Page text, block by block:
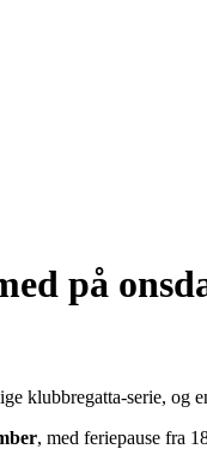
på
klubbregatta-serie, og
, med feriepause fra